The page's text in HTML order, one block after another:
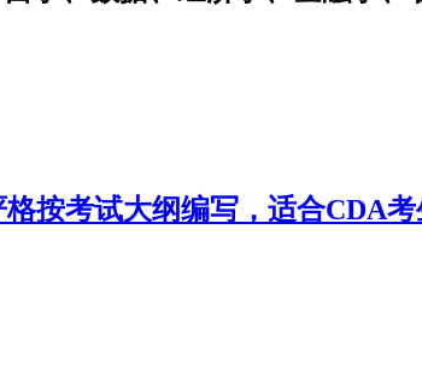
按考试大纲编写，适合CDA